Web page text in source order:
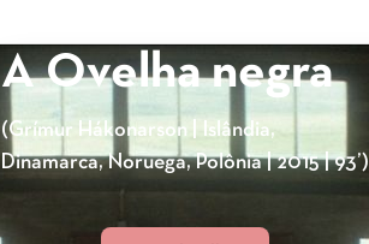
A Ovelha negra
(Grímur Hákonarson | Islândia,
Dinamarca, Noruega, Polônia | 2015 | 93’)